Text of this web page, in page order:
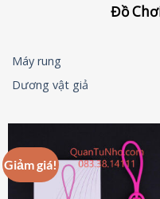
Đồ
Máy rung
Dương vật giả
Giảm giá!